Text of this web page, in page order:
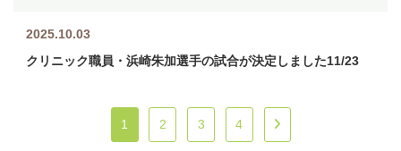
2025.10.03
クリニック職員・浜崎朱加選手の試合が決定しました11/23
1 2 3 4